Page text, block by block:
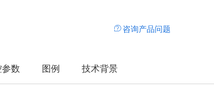
咨询产品问题
参数 图例 技术背景